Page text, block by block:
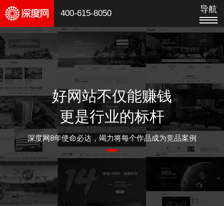
400-615-8050 导航
好网站不仅能赚钱
更是行业的标杆
深度网8年使命必达，竭力将每个作品成为竞品案例